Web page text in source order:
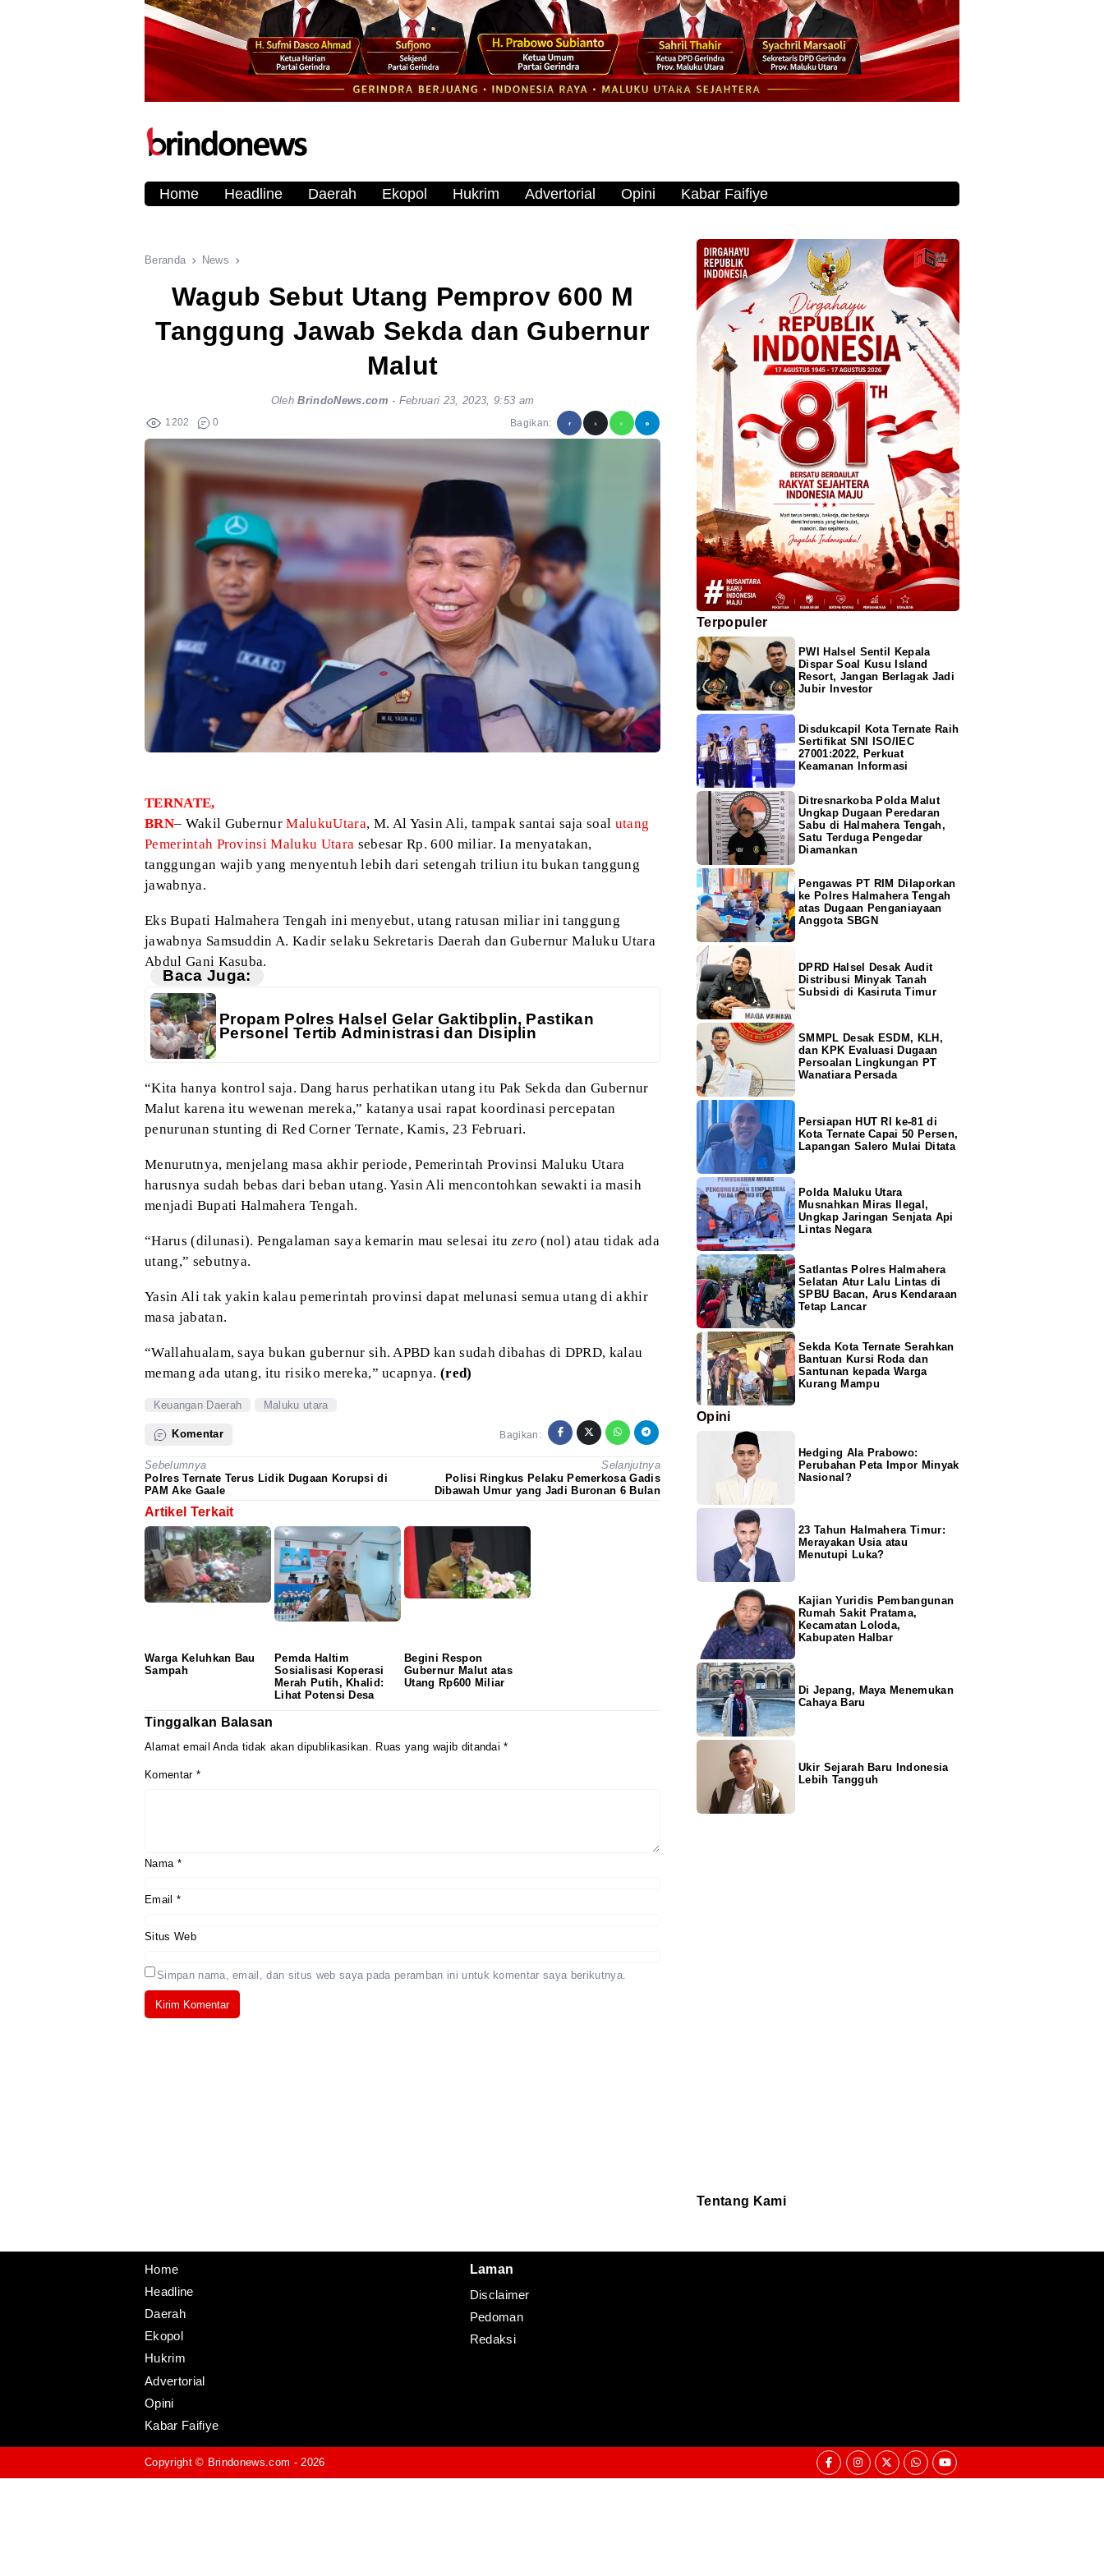
Home Headline Daerah Ekopol Hukrim Advertorial Opini Kabar Faifiye
Beranda News
Wagub Sebut Utang Pemprov 600 M
Tanggung Jawab Sekda dan Gubernur
Malut
OlehBrindoNews.com - Februari 23, 2023, 9:53 am
1202 0 Bagikan:
TERNATE,
BRN– Wakil GubernurMalukuUtara, M. Al Yasin Ali, tampak santai saja soal utang
Pemerintah Provinsi Maluku Utara sebesar Rp. 600 miliar. Ia menyatakan,
tanggungan wajib yang menyentuh lebih dari setengah triliun itu bukan tanggung
jawabnya.
Eks Bupati Halmahera Tengah ini menyebut, utang ratusan miliarini tanggung
jawabnya Samsuddin A. Kadir selaku Sekretaris Daerah dan Gubernur Maluku Utara
Abdul Gani Kasuba.
Baca Juga:
Propam Polres Halsel Gelar Gaktibplin, Pastikan
Personel Tertib Administrasi dan Disiplin
“Kita hanya kontrol saja. Dang harus perhatikan utang itu Pak Sekda dan Gubernur
Malut karena itu wewenan mereka,” katanya usai rapat koordinasi percepatan
penurunan stunting di Red Corner Ternate, Kamis, 23 Februari.
Menurutnya, menjelang masa akhir periode, Pemerintah Provinsi Maluku Utara
harusnya sudah bebas dari beban utang. Yasin Ali mencontohkan sewakti ia masih
menjadi Bupati Halmahera Tengah.
“Harus (dilunasi). Pengalaman saya kemarin mau selesai itu zero (nol) atau tidak ada
utang,” sebutnya.
Yasin Ali tak yakin kalau pemerintah provinsi dapat melunasi semua utang di akhir
masa jabatan.
“Wallahualam, saya bukan gubernur sih. APBD kan sudahdibahas di DPRD, kalau
memang ada utang, itu risiko mereka,” ucapnya.(red)
Keuangan Daerah Maluku utara
Komentar Bagikan:
Sebelumnya
Polres Ternate Terus Lidik Dugaan Korupsi di
PAM Ake Gaale
Selanjutnya
Polisi Ringkus Pelaku Pemerkosa Gadis
Dibawah Umur yang Jadi Buronan 6 Bulan
Artikel Terkait
Warga Keluhkan Bau
Sampah
Pemda Haltim
Sosialisasi Koperasi
Merah Putih, Khalid:
Lihat Potensi Desa
Begini Respon
Gubernur Malut atas
Utang Rp600 Miliar
Tinggalkan Balasan
Alamat email Anda tidak akan dipublikasikan. Ruas yang wajib ditandai*
Komentar *
Nama *
Email *
Situs Web
Simpan nama, email, dan situs web saya pada peramban ini untuk komentar saya berikutnya.
Terpopuler
PWI Halsel Sentil Kepala
Dispar Soal Kusu Island
Resort, Jangan Berlagak Jadi
Jubir Investor
Disdukcapil Kota Ternate Raih
Sertifikat SNI ISO/IEC
27001:2022, Perkuat
Keamanan Informasi
Ditresnarkoba Polda Malut
Ungkap Dugaan Peredaran
Sabu di Halmahera Tengah,
Satu Terduga Pengedar
Diamankan
Pengawas PT RIM Dilaporkan
ke Polres Halmahera Tengah
atas Dugaan Penganiayaan
Anggota SBGN
DPRD Halsel Desak Audit
Distribusi Minyak Tanah
Subsidi di Kasiruta Timur
SMMPL Desak ESDM, KLH,
dan KPK Evaluasi Dugaan
Persoalan Lingkungan PT
Wanatiara Persada
Persiapan HUT RI ke-81 di
Kota Ternate Capai 50 Persen,
Lapangan Salero Mulai Ditata
Polda Maluku Utara
Musnahkan Miras Ilegal,
Ungkap Jaringan Senjata Api
Lintas Negara
Satlantas Polres Halmahera
Selatan Atur Lalu Lintas di
SPBU Bacan, Arus Kendaraan
Tetap Lancar
Sekda Kota Ternate Serahkan
Bantuan Kursi Roda dan
Santunan kepada Warga
Kurang Mampu
Opini
Hedging Ala Prabowo:
Perubahan Peta Impor Minyak
Nasional?
23 Tahun Halmahera Timur:
Merayakan Usia atau
Menutupi Luka?
Kajian Yuridis Pembangunan
Rumah Sakit Pratama,
Kecamatan Loloda,
Kabupaten Halbar
Di Jepang, Maya Menemukan
Cahaya Baru
Ukir Sejarah Baru Indonesia
Lebih Tangguh
Tentang Kami
Home
Headline
Daerah
Ekopol
Hukrim
Advertorial
Opini
Kabar Faifiye
Laman
Disclaimer
Pedoman
Redaksi
Copyright © Brindonews.com - 2026